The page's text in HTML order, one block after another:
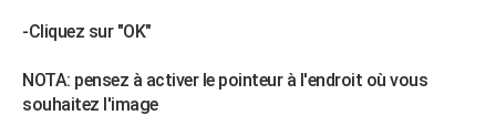
-Cliquez sur "OK"
NOTA: pensez à activer le pointeur à l'endroit où vous
souhaitez l'image